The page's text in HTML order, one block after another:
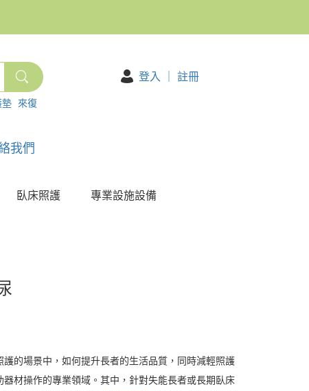
來復
登入 ｜ 註冊
我們
臥床照護 專業設施設備
的場景中，如何提升長者的生活品質，同時減輕照護
材操作的專業領域。其中，針對失能長者或長期臥床